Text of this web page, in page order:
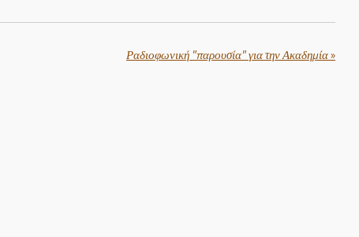
Ραδιοφωνική "παρουσία" για την Ακαδημία»